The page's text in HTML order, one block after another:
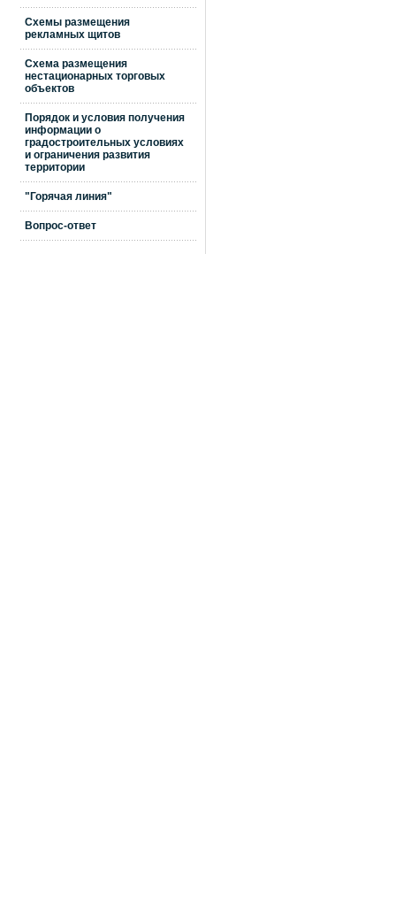
Схемы размещения
рекламных щитов
Схема размещения
нестационарных торговых
объектов
Порядок и условия получения
информации о
градостроительных условиях
и ограничения развития
территории
"Горячая линия"
Вопрос-ответ